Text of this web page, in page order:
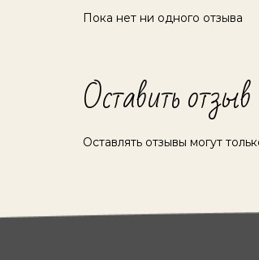
Пока нет ни одного отзыва
Оставить отзыв
Оставлять отзывы могут